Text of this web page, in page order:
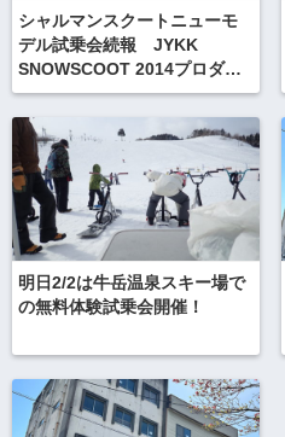
シャルマンスクートニューモ
デル試乗会続報 JYKK
SNOWSCOOT 2014プロダク
ツ
明日2/2は牛岳温泉スキー場で
の無料体験試乗会開催！